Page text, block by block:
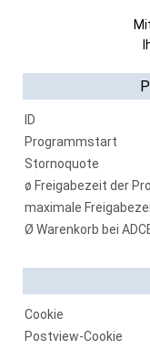
ID
Programmstart
Stornoquote
ø Freigabezeit der
maximale
Ø Warenkorb bei
Cookie
Postview-Cookie